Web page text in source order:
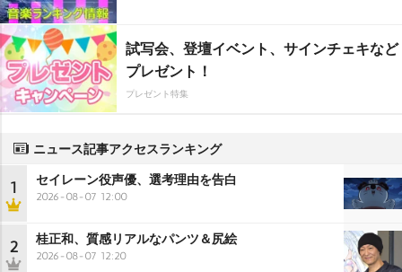
試写会、登壇イベント、サインチェキなど
プレゼント！
プレゼント特集
ニュース記事アクセスランキング
1 セイレーン役声優、選考理由を告白
2026-08-07 12:00
2 桂正和、質感リアルなパンツ＆尻絵
2026-08-07 12:20